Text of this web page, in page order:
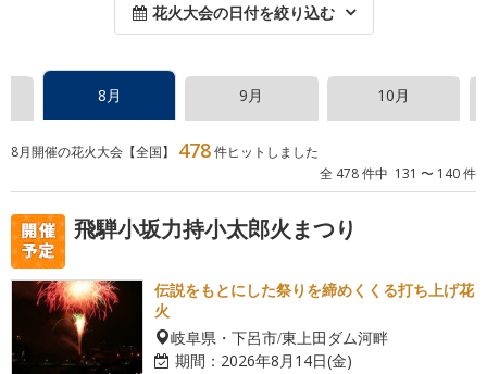
花火大会の日付を絞り込む
8月 9月 10月
8月開催の花火大会【全国】 478件ヒットしました
全 478 件中 131 〜 140 件
飛騨小坂力持小太郎火まつり
伝説をもとにした祭りを締めくくる打ち上げ花
火
岐阜県・下呂市/東上田ダム河畔
期間： 2026年8月14日(金)